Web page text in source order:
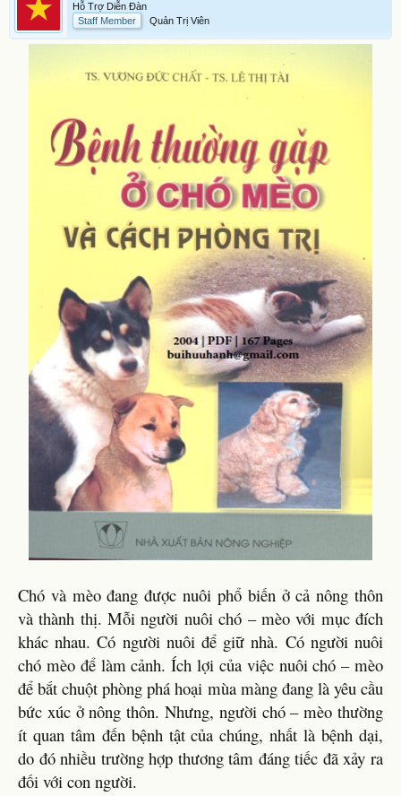
Hỗ Trợ Diễn Đàn
Staff Member
Quản Trị Viên
Chó và mèo đang được nuôi phổ biến ở cả nông thôn
và thành thị. Mỗi người nuôi chó – mèo với mục đích
khác nhau. Có người nuôi để giữ nhà. Có người nuôi
chó mèo để làm cảnh. Ích lợi của việc nuôi chó – mèo
để bắt chuột phòng phá hoại mùa màng đang là yêu cầu
bức xúc ở nông thôn. Nhưng, người chó – mèo thường
ít quan tâm đến bệnh tật của chúng, nhất là bệnh dại,
do đó nhiều trường hợp thương tâm đáng tiếc đã xảy ra
đối với con người.